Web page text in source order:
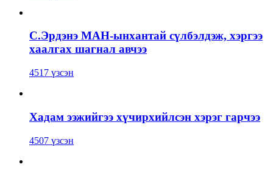
С.Эрдэнэ МАН-ынхантай сүлбэлдэж, хэргээ
хаалгах шагнал авчээ
4517 үзсэн
Хадам ээжийгээ хүчирхийлсэн хэрэг гарчээ
4507 үзсэн